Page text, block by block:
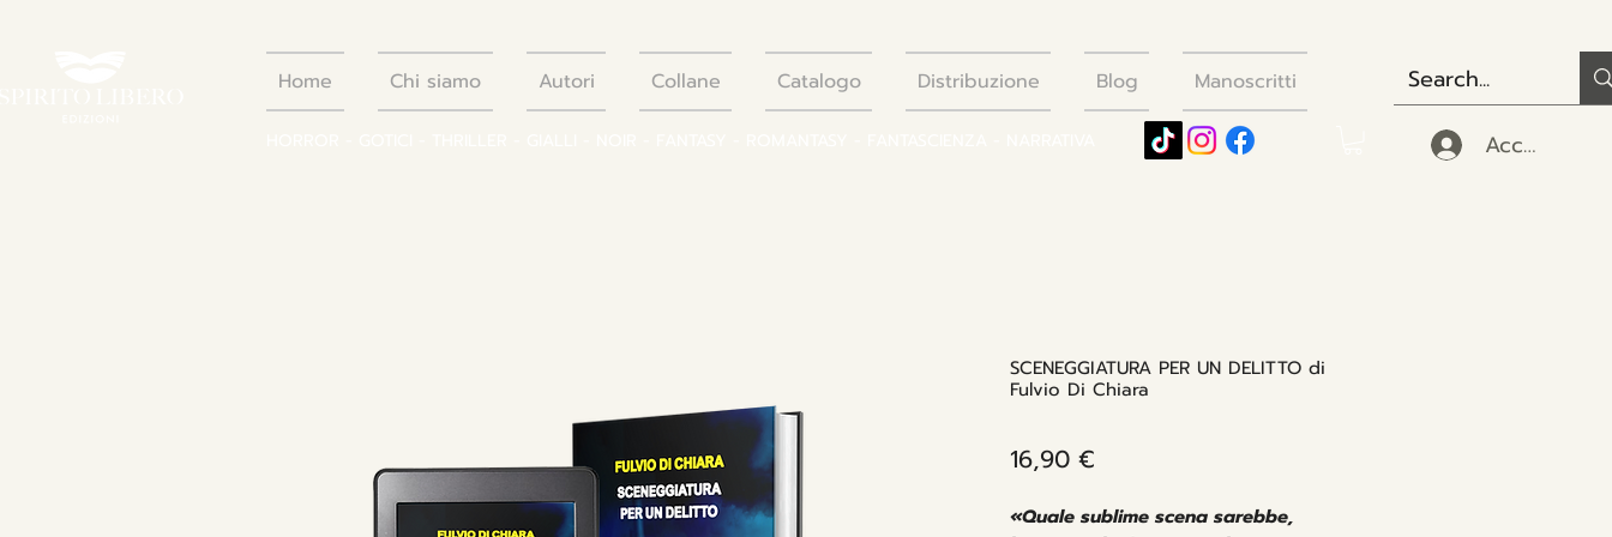
Home Chi siamo Autori Collane Catalogo Distribuzione Blog Manoscritti
Accedi
SCENEGGIATURA PER UN DELITTO di
Fulvio Di Chiara
16,90 €
«Quale sublime scena sarebbe,